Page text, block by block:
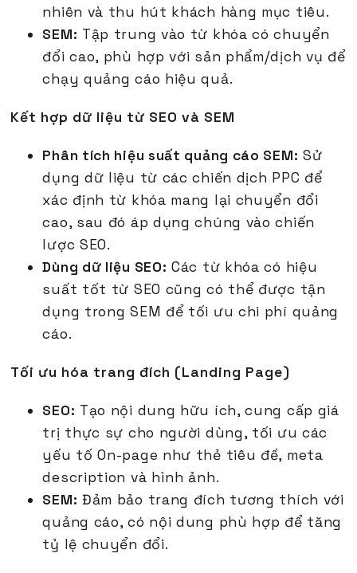
nhiên và thu hút khách hàng mục tiêu.
SEM: Tập trung vào từ khóa có chuyển
đổi cao, phù hợp với sản phẩm/dịch vụ để
chạy quảng cáo hiệu quả.
Kết hợp dữ liệu từ SEO và SEM
Phân tích hiệu suất quảng cáo SEM: Sử
dụng dữ liệu từ các chiến dịch PPC để
xác định từ khóa mang lại chuyển đổi
cao, sau đó áp dụng chúng vào chiến
lược SEO.
Dùng dữ liệu SEO: Các từ khóa có hiệu
suất tốt từ SEO cũng có thể được tận
dụng trong SEM để tối ưu chi phí quảng
cáo.
Tối ưu hóa trang đích (Landing Page)
SEO: Tạo nội dung hữu ích, cung cấp giá
trị thực sự cho người dùng, tối ưu các
yếu tố On-page như thẻ tiêu đề, meta
description và hình ảnh.
SEM: Đảm bảo trang đích tương thích với
quảng cáo, có nội dung phù hợp để tăng
tỷ lệ chuyển đổi.